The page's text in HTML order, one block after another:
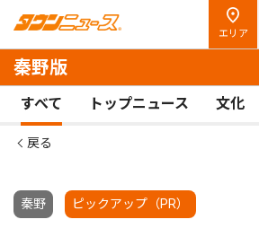
エリア
秦野版
すべて トップニュース 文化
戻る
秦野 ピックアップ（PR）